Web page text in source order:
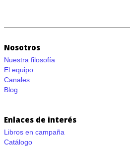
Nosotros
Nuestra filosofía
El equipo
Canales
Blog
Enlaces de interés
Libros en campaña
Catálogo